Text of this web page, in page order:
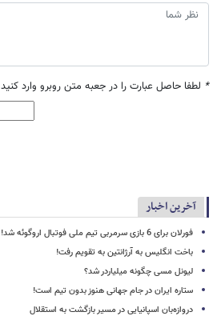
* لطفا حاصل عبارت را در جعبه متن روبرو وارد کنید
آخرین اخبار
فورلان برای 6 بازی سرمربی تیم ملی فوتبال اروگوئه شد!
باخت انگلیس به آرژانتین به تقویم رفت!
لیونل مسی چگونه میلیاردر شد؟
ستاره ایران در جام جهانی هنوز بدون تیم است!
دروازه‌بان اسپانیایی در مسیر بازگشت به استقلال